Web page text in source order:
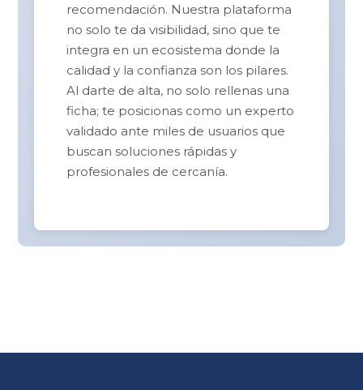
recomendación. Nuestra plataforma
no solo te da visibilidad, sino que te
integra en un ecosistema donde la
calidad y la confianza son los pilares.
Al darte de alta, no solo rellenas una
ficha; te posicionas como un experto
validado ante miles de usuarios que
buscan soluciones rápidas y
profesionales de cercanía.